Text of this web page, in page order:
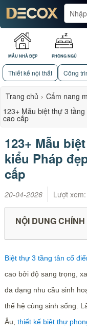
MẪU NHÀ ĐẸP PHÒNG NGỦ
Thiết kế nội thất Công
Trang chủ › Cẩm nang
123+ Mẫu biệt thự 3
cao cấp
123+ Mẫu
kiểu Pháp
cấp
20-04-2026 Lượt xem:
NỘI DUNG CHÍNH
Biệt thự 3 tầng tân cổ
cao bởi độ sang trọng,
đa dạng nhu cầu sinh
thế hệ cùng sinh sống.
Âu, thiết kế biệt thự